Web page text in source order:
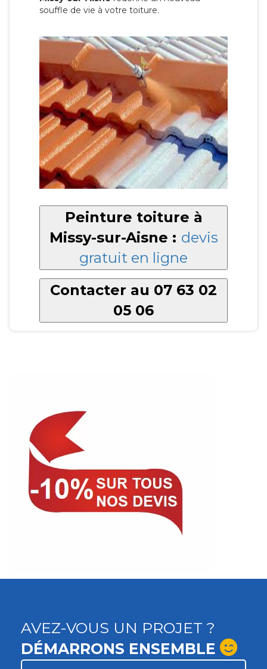
souffle de vie à votre toiture.
Peinture toiture à
Missy-sur-Aisne : devis
gratuit en ligne
Contacter au 07 63 02
05 06
AVEZ-VOUS UN PROJET ?
DÉMARRONS ENSEMBLE